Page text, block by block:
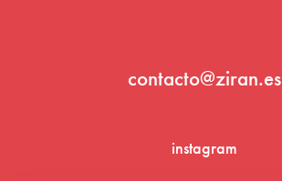
contacto@ziran.es
instagram